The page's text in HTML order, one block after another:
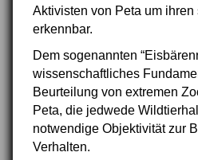
Aktivisten von Peta um
erkennbar.
Dem sogenannten
wissenschaftliches
Beurteilung von extremen
Peta, die jedwede
notwendige Objektivität zur
Verhalten.